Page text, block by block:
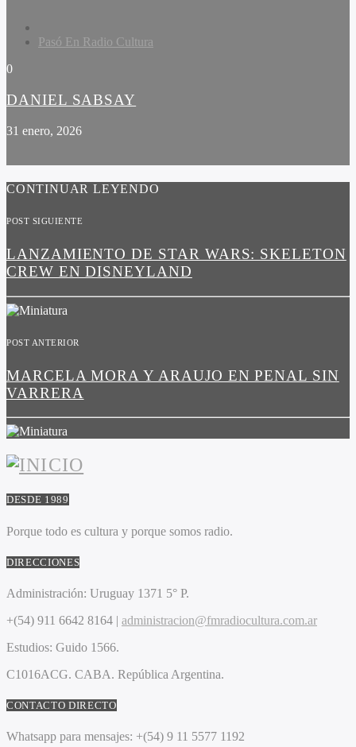
Pasó En Radio Cultura
0
DANIEL SABSAY
31 enero, 2026
CONTINUAR LEYENDO
POST SIGUIENTE
LANZAMIENTO DE STAR WARS: SKELETON
CREW EN DISNEYLAND
POST ANTERIOR
MARCELA MORA Y ARAUJO EN PENAL SIN
VARRERA
DESDE 1989
Porque todo es cultura y porque somos radio.
DIRECCIONES
Administración: Uruguay 1371 5° P.
+(54) 911 6642 8164 | administracion@fmradiocultura.com.ar
Estudios: Guido 1566.
C1016ACG. CABA. República Argentina.
CONTACTO DIRECTO
Whatsapp para mensajes: +(54) 9 11 5577 1192